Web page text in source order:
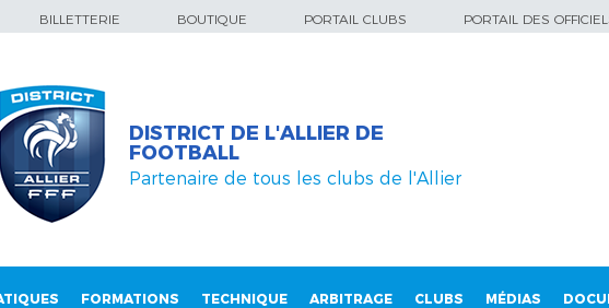
BILLETTERIE BOUTIQUE PORTAIL CLUBS PORTAIL DES
DISTRICT DE L'ALLIER DE
FOOTBALL
Partenaire de tous les clubs de l'Allier
FORMATIONS TECHNIQUE ARBITRAGE CLUBS MÉDIAS